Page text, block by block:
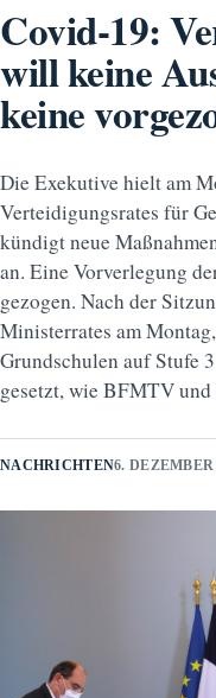
Covid-19:
will keine
keine
Die Exekutive hielt am
Verteidigungsrates für
kündigt neue
an. Eine Vorverlegung
gezogen. Nach der
Ministerrates am
Grundschulen auf Stufe
gesetzt, wie BFMTV
NACHRICHTEN6. DEZEMBER